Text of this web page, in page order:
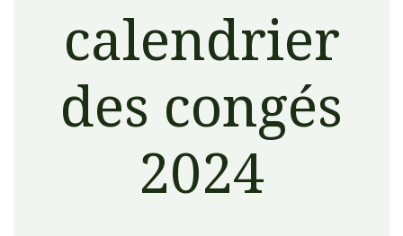
calendrier
des congés
2024